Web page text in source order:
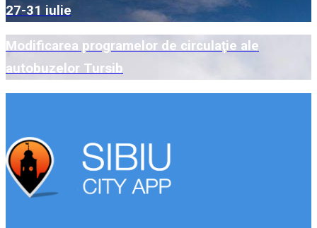
27-31 iulie
Modificarea programelor de circulaţie ale
autobuzelor Tursib